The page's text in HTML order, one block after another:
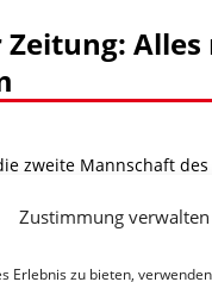
Zustimmung verwalten
Erlebnis zu bieten,
Alles
zweite Mannschaft des
für die neue
am Ende vom Ex-
gecoachte Regionalligist
Abgang von sage und